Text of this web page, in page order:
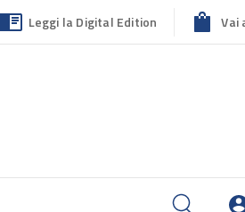
Leggi la Digital Edition Vai